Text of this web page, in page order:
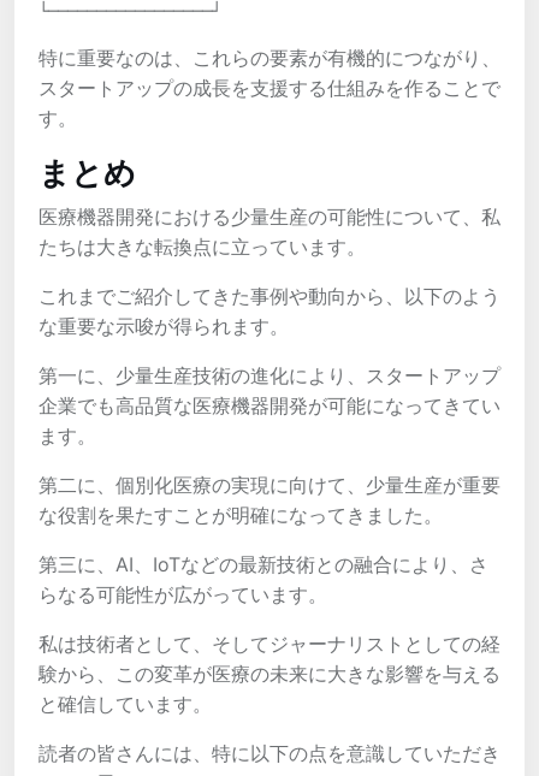
└─────────────────┘
特に重要なのは、これらの要素が有機的につながり、
スタートアップの成長を支援する仕組みを作ることで
す。
まとめ
医療機器開発における少量生産の可能性について、私
たちは大きな転換点に立っています。
これまでご紹介してきた事例や動向から、以下のよう
な重要な示唆が得られます。
第一に、少量生産技術の進化により、スタートアップ
企業でも高品質な医療機器開発が可能になってきてい
ます。
第二に、個別化医療の実現に向けて、少量生産が重要
な役割を果たすことが明確になってきました。
第三に、AI、IoTなどの最新技術との融合により、さ
らなる可能性が広がっています。
私は技術者として、そしてジャーナリストとしての経
験から、この変革が医療の未来に大きな影響を与える
と確信しています。
読者の皆さんには、特に以下の点を意識していただき